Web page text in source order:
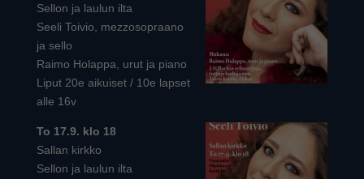
Sellon ja laulun ilta
Seeli Toivio, mezzosopraano
ja sello
Raimo Holappa, urut ja piano
Liput 20e aikuiset / 10e lapset
alle 16v
To 17.9. klo 18
Sallan kirkko
Sellon ja laulun ilta